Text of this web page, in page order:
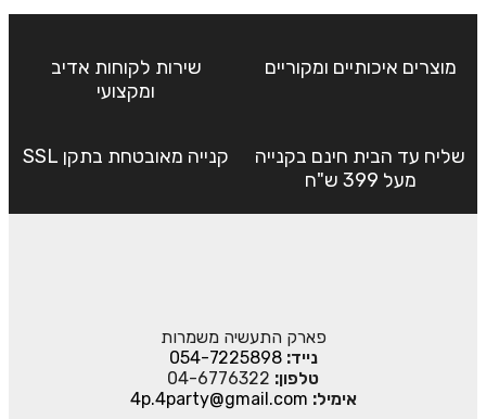
מוצרים איכותיים ומקוריים
שירות לקוחות אדיב
ומקצועי
שליח עד הבית חינם בקנייה
מעל 399 ש"ח
קנייה מאובטחת בתקן SSL
פארק התעשיה משמרות
נייד:054-7225898
טלפון: 04-6776322
אימיל: 4p.4party@gmail.com